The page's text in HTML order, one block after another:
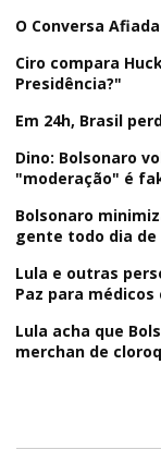
O Conversa
Ciro compara
Presidência?"
Em 24h, Brasil
Dino: Bolsonaro
"moderação" é
Bolsonaro
gente todo dia de
Lula e outras
Paz para médicos
Lula acha que
merchan de